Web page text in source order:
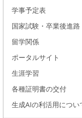
学事予定表
国家試験・卒業後進
留学関係
ポータルサイト
生涯学習
各種証明書の交付
生成AIの利活用につい